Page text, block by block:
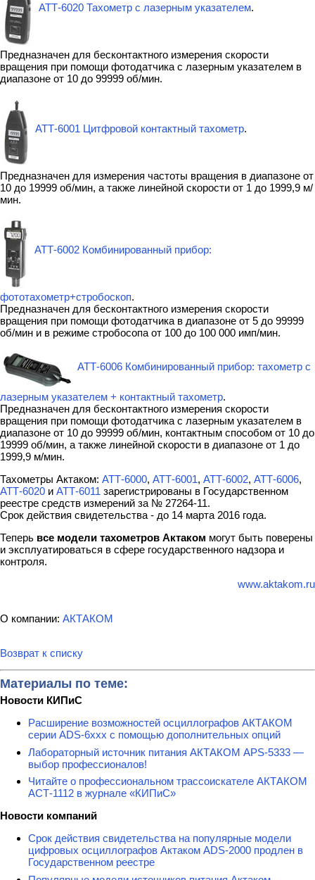
АТТ-6020 Тахометр с лазерным указателем.
Предназначен для бесконтактного измерения скорости
вращения при помощи фотодатчика с лазерным указателем в
диапазоне от 10 до 99999 об/мин.
АТТ-6001 Цитфровой контактный тахометр.
Предназначен для измерения частоты вращения в диапазоне от
10 до 19999 об/мин, а также линейной скорости от 1 до 1999,9 м/
мин.
АТТ-6002 Комбинированный прибор:
фототахометр+стробоскоп.
Предназначен для бесконтактного измерения скорости
вращения при помощи фотодатчика в диапазоне от 5 до 99999
об/мин и в режиме стробосопа от 100 до 100 000 имп/мин.
АТТ-6006 Комбинированный прибор: тахометр с
лазерным указателем + контактный тахометр.
Предназначен для бесконтактного измерения скорости
вращения при помощи фотодатчика с лазерным указателем в
диапазоне от 10 до 99999 об/мин, контактным способом от 10 до
19999 об/мин, а также линейной скорости в диапазоне от 1 до
1999,9 м/мин.
Тахометры Актаком: АТТ-6000, АТТ-6001, АТТ-6002, АТТ-6006,
АТТ-6020 и АТТ-6011 зарегистрированы в Государственном
реестре средств измерений за № 27264-11.
Срок действия свидетельства - до 14 марта 2016 года.
Теперь все модели тахометров Актаком могут быть поверены
и эксплуатироваться в сфере государственного надзора и
контроля.
www.aktakom.ru
О компании: АКТАКОМ
Возврат к списку
Материалы по теме:
Новости КИПиС
Расширение возможностей осциллографов АКТАКОМ
серии ADS-6ххх с помощью дополнительных опций
Лабораторный источник питания АКТАКОМ APS-5333 —
выбор профессионалов!
Читайте о профессиональном трассоискателе АКТАКОМ
АСТ-1112 в журнале «КИПиС»
Новости компаний
Срок действия свидетельства на популярные модели
цифровых осциллографов Актаком ADS-2000 продлен в
Государственном реестре